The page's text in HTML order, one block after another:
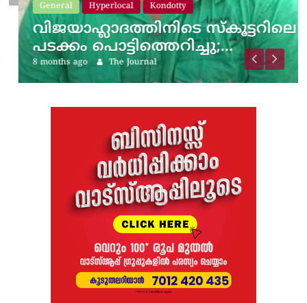
General Hyperlocal Kondotty
വിജയാഹ്ലാദത്തിനിടെ സ്കൂട്ടറിലെ
പടക്കം പൊട്ടിത്തെറിച്ചു;…
8 months ago The Journal